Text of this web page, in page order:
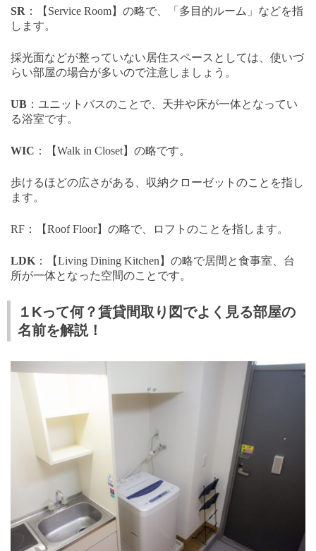
SR ：【 Service Room】の略で、「多目的ルーム」などを指
します。
採光面などが整っていない居住スペースとしては、使いづ
らい部屋の場合が多いので注意しましょう。
UB ：ユニットバスのことで、天井や床が一体となってい
る浴室です。
WIC ： 【Walk in Closet】の略です。
歩けるほどの広さがある、収納クローゼットのことを指し
ます。
RF ：【Roof Floor】の略で、ロフトのことを指します。
LDK：【Living Dining Kitchen】の略で居間と食事室、台
所が一体となった空間のことです。
１Kって何？賃貸間取り図でよく見る部屋の
名前を解説！